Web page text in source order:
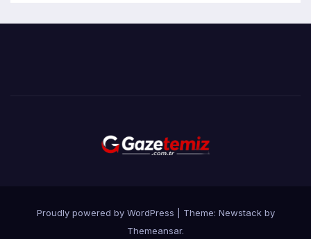
Proudly powered by WordPress Theme: Newstackby
Themeansar.